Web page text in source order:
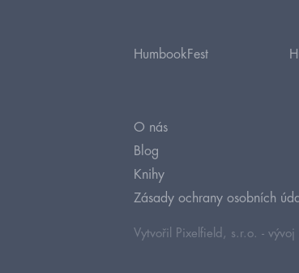
HumbookFest
O nás
Blog
Knihy
Zásady ochrany osobních
Vytvořil Pixelfield, s.r.o. - vývoj